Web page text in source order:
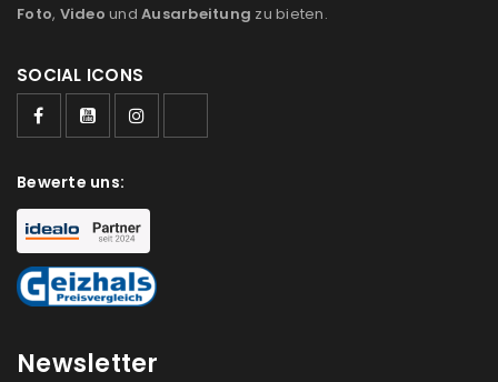
Benutzername oder E-Mail-Adresse
Foto, Video und Ausarbeitung zu bieten.
SOCIAL ICONS
Bewerte uns:
Newsletter